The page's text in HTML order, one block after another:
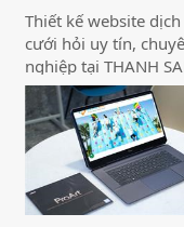
Thiết kế website
cưới hỏi uy tín,
nghiệp tại THANH
MOS với giao diện
trang nhã thu hút
khách hàng tiềm